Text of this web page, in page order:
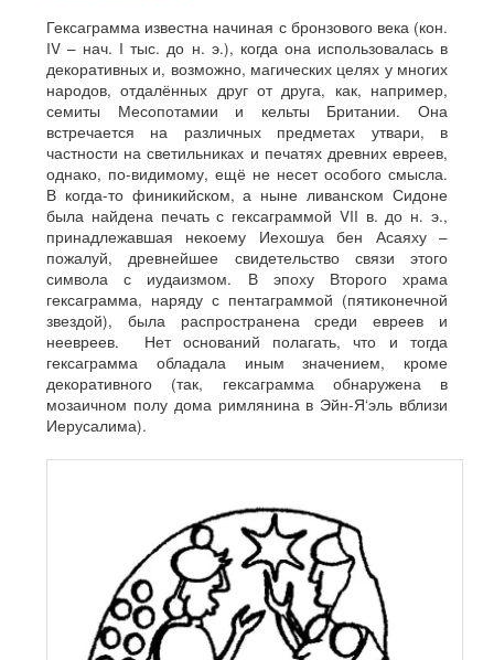
Гексаграмма известна начиная с бронзового века (кон.
IV – нач. I тыс. до н. э.), когда она использовалась в
декоративных и, возможно, магических целях у многих
народов, отдалённых друг от друга, как, например,
семиты Месопотамии и кельты Британии. Она
встречается на различных предметах утвари, в
частности на светильниках и печатях древних евреев,
однако, по-видимому, ещё не несет особого смысла.
В когда-то финикийском, а ныне ливанском Сидоне
была найдена печать с гексаграммой VII в. до н. э.,
принадлежавшая некоему Иехошуа бен Асаяху –
пожалуй, древнейшее свидетельство связи этого
символа с иудаизмом. В эпоху Второго храма
гексаграмма, наряду с пентаграммой (пятиконечной
звездой), была распространена среди евреев и
неевреев. Нет оснований полагать, что и тогда
гексаграмма обладала иным значением, кроме
декоративного (так, гексаграмма обнаружена в
мозаичном полу дома римлянина в Эйн-Я‘эль вблизи
Иерусалима).